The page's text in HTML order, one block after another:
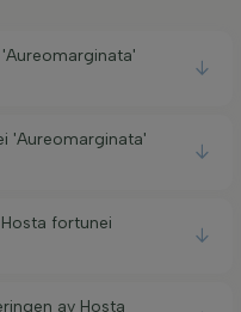
'Aureomarginata'
fortunei
av Hosta